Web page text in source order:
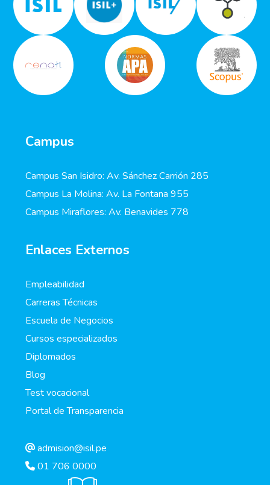
Campus
Campus San Isidro: Av. Sánchez Carrión 285
Campus La Molina: Av. La Fontana 955
Campus Miraflores: Av. Benavides 778
Enlaces Externos
Empleabilidad
Carreras Técnicas
Escuela de Negocios
Cursos especializados
Diplomados
Blog
Test vocacional
Portal de Transparencia
admision@isil.pe
01 706 0000